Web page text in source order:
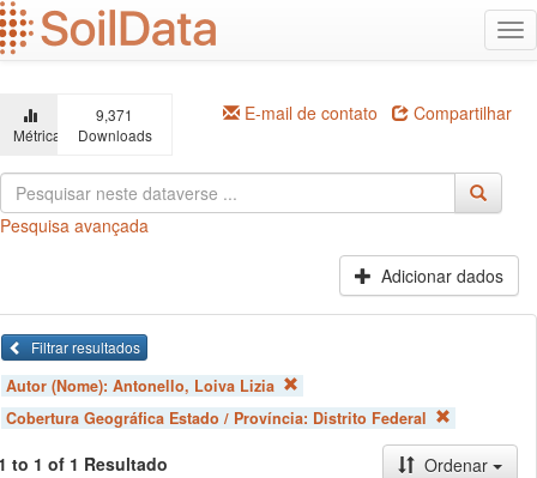
Ir
para
o
principal
Métricas
9,371
Downloads
E-mail de contato Compartilhar
Pesquisa avançada
Adicionar dados
Filtrar resultados
Autor (Nome): Antonello, Loiva Lizia
Cobertura Geográfica Estado / Província: Distrito Federal
to 1 of 1 Resultado
Ordenar